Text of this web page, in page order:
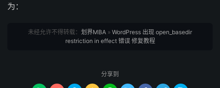
为：
未经允许不得转载： 划界MBA » WordPress 出现 open_basedir
restriction in effect 错误 修复教程
分享到